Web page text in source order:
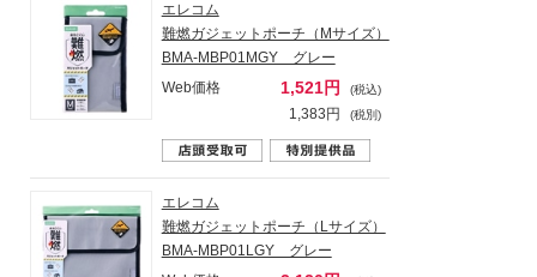
エレコム
難燃ガジェットポーチ（Mサイズ）
BMA-MBP01MGY グレー
Web価格
1,521円 (税込)
1,383円 (税別)
エレコム
難燃ガジェットポーチ（Lサイズ）
BMA-MBP01LGY グレー